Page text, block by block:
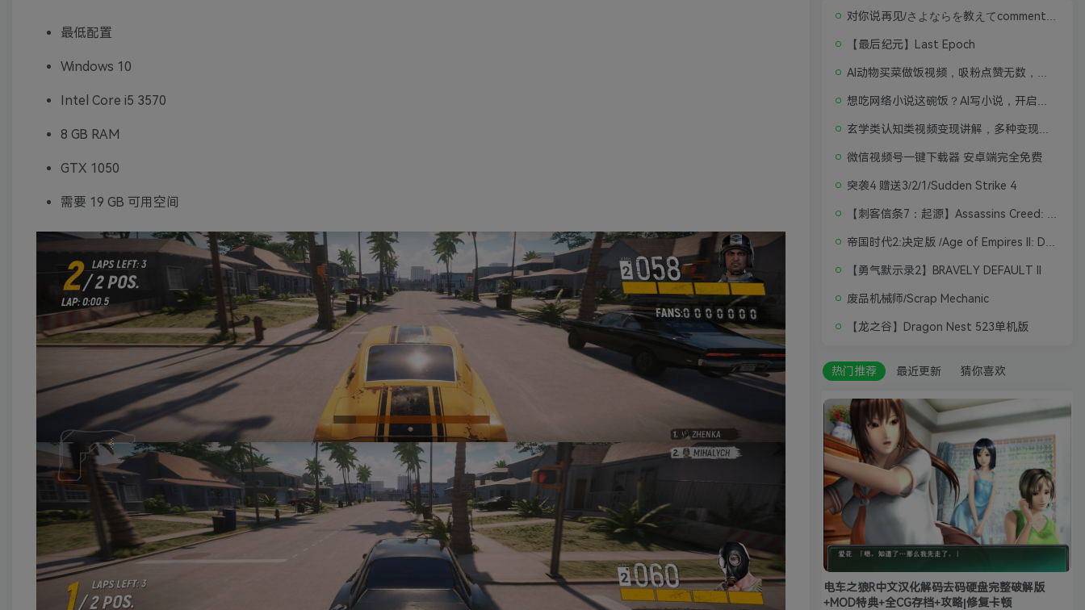
最低配置
Windows 10
Intel Core i5 3570
8 GB RAM
GTX 1050
需要 19 GB 可用空间
【最后纪元】Last Epoch
微信视频号一键下载器 安卓端完全免费
突袭4 赠送3/2/1/Sudden Strike 4
【勇气默示录2】BRAVELY DEFAULT II
废品机械师/Scrap Mechanic
【龙之谷】Dragon Nest 523单机版
热门推荐 最近更新 猜你喜欢
电车之狼R中文汉化解码去码硬盘完整破解版
+MOD特典+全CG存档+攻略|修复卡顿